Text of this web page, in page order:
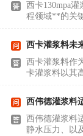
西卡130mpa
程领域**的关
西卡灌浆料未
西卡灌浆料作
卡灌浆料以其
西伟德灌浆料
西伟德灌浆料
静水压力、以